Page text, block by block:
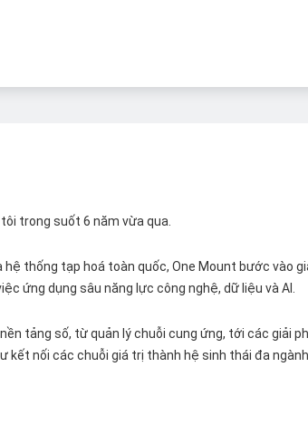
trong suốt 6 năm vừa qua.
thống tạp hoá toàn quốc, One Mount bước vào
ứng dụng sâu năng lực công nghệ, dữ liệu và AI.
tảng số, từ quản lý chuỗi cung ứng, tới các giải
nối các chuỗi giá trị thành hệ sinh thái đa